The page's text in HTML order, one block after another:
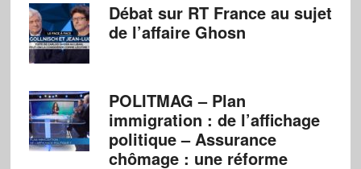
Débat sur RT France au sujet
de l’affaire Ghosn
POLITMAG – Plan
immigration : de l’affichage
politique – Assurance
chômage : une réforme